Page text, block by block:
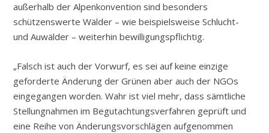
außerhalb der Alpenkonvention sind besonders
schützenswerte Wälder – wie beispielsweise Schlucht-
und Auwälder – weiterhin bewilligungspflichtig.
„Falsch ist auch der Vorwurf, es sei auf keine einzige
geforderte Änderung der Grünen aber auch der NGOs
eingegangen worden. Wahr ist viel mehr, dass sämtliche
Stellungnahmen im Begutachtungsverfahren geprüft und
eine Reihe von Änderungsvorschlägen aufgenommen